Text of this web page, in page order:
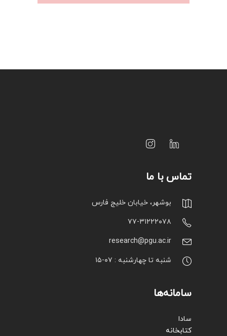
تماس با ما
بوشهر، خیابان خلیج فارس
۷۷-۳۱۲۲۲۰۷۸
research@pgu.ac.ir
شنبه تا چهارشنبه : ۰۷-۱۵
سامانه‌ها
سادا
کتابخانه